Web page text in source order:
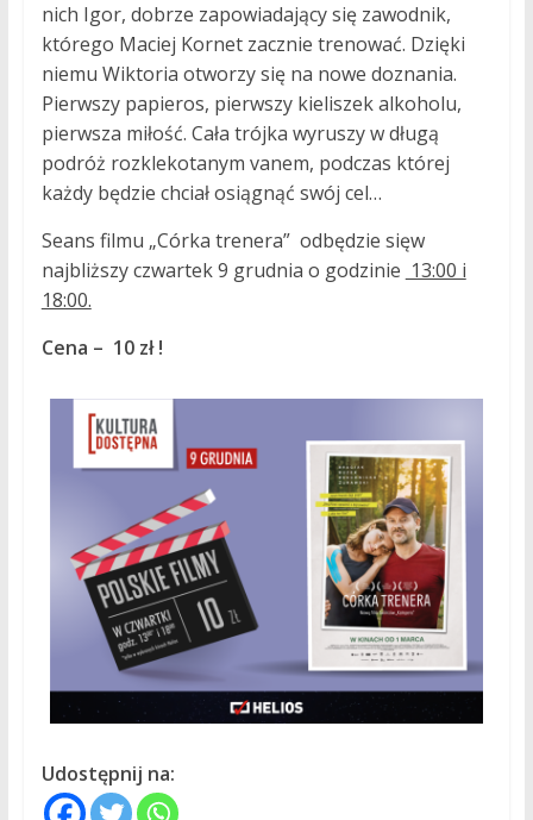
nich Igor, dobrze zapowiadający się zawodnik,
którego Maciej Kornet zacznie trenować. Dzięki
niemu Wiktoria otworzy się na nowe doznania.
Pierwszy papieros, pierwszy kieliszek alkoholu,
pierwsza miłość. Cała trójka wyruszy w długą
podróż rozklekotanym vanem, podczas której
każdy będzie chciał osiągnąć swój cel…
Seans filmu „Córka trenera” odbędzie sięw
najbliższy czwartek 9 grudnia o godzinie 13:00 i
18:00.
Cena – 10 zł !
Udostępnij na: